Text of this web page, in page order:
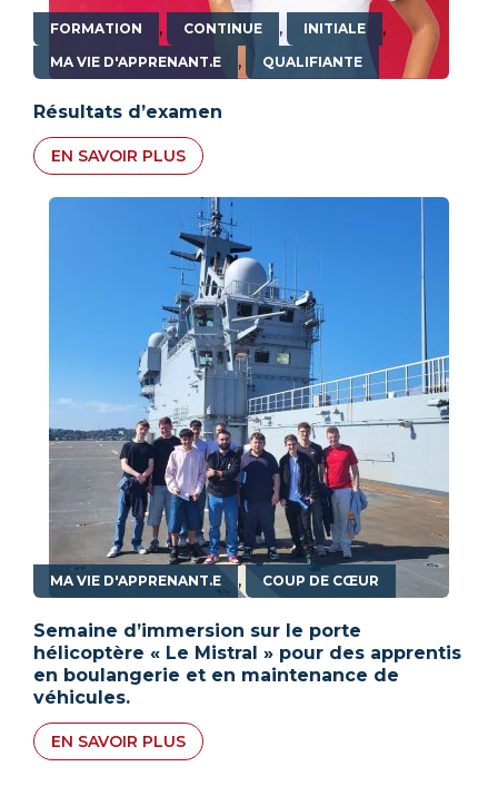
FORMATION , CONTINUE , INITIALE ,
MA VIE D'APPRENANT.E , QUALIFIANTE
Résultats d’examen
EN SAVOIR PLUS
MA VIE D'APPRENANT.E , COUP DE CŒUR
Semaine d’immersion sur le porte
hélicoptère « Le Mistral » pour des apprentis
en boulangerie et en maintenance de
véhicules.
EN SAVOIR PLUS